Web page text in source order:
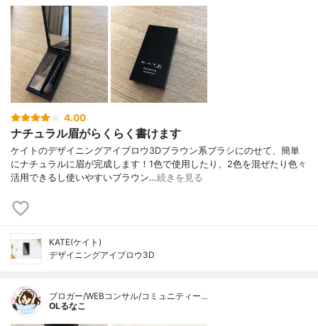
4.00
ナチュラル眉がらくらく書けます
ケイトのデザイニングアイブロウ3Dブラウン系ブラシにのせて、簡単
にナチュラルに眉が完成します！1色で使用したり、2色を混ぜたり色々
活用できるし使いやすいブラウン…続きを見る
KATE(ケイト)
デザイニングアイブロウ3D
ブロガー/WEBコンサル/コミュニティー…
OLるなこ